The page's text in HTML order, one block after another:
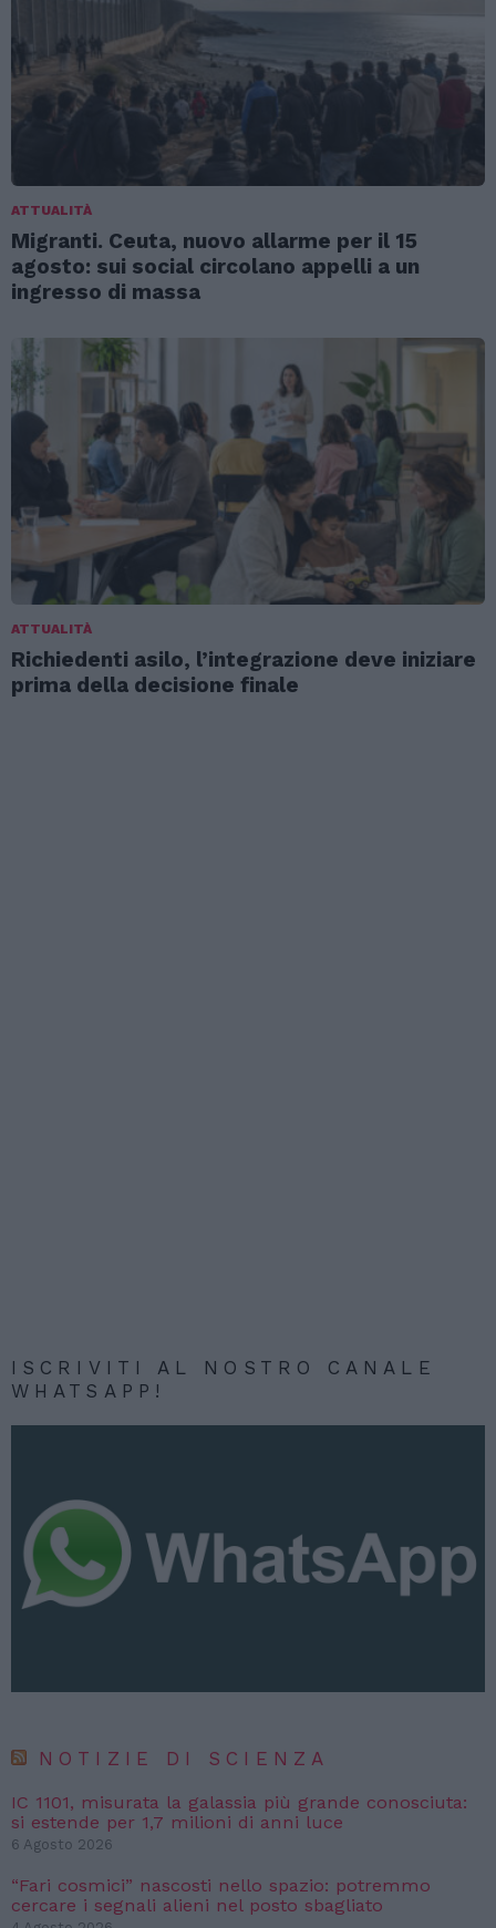
ATTUALITÀ
Migranti. Ceuta, nuovo allarme per il 15
agosto: sui social circolano appelli a un
ingresso di massa
ATTUALITÀ
Richiedenti asilo, l’integrazione deve iniziare
prima della decisione finale
ISCRIVITI AL NOSTRO CANALE
WHATSAPP!
NOTIZIE DI SCIENZA
IC 1101, misurata la galassia più grande conosciuta:
si estende per 1,7 milioni di anni luce
6 Agosto 2026
“Fari cosmici” nascosti nello spazio: potremmo
cercare i segnali alieni nel posto sbagliato